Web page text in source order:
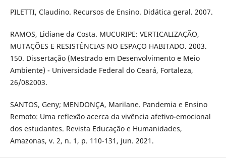
PILETTI, Claudino. Recursos de Ensino. Didática geral. 2007.
RAMOS, Lidiane da Costa. MUCURIPE: VERTICALIZAÇÃO,
MUTAÇÕES E RESISTÊNCIAS NO ESPAÇO HABITADO. 2003.
150. Dissertação (Mestrado em Desenvolvimento e Meio
Ambiente) - Universidade Federal do Ceará, Fortaleza,
26/082003.
SANTOS, Geny; MENDONÇA, Marilane. Pandemia e Ensino
Remoto: Uma reflexão acerca da vivência afetivo-emocional
dos estudantes. Revista Educação e Humanidades,
Amazonas, v. 2, n. 1, p. 110-131, jun. 2021.